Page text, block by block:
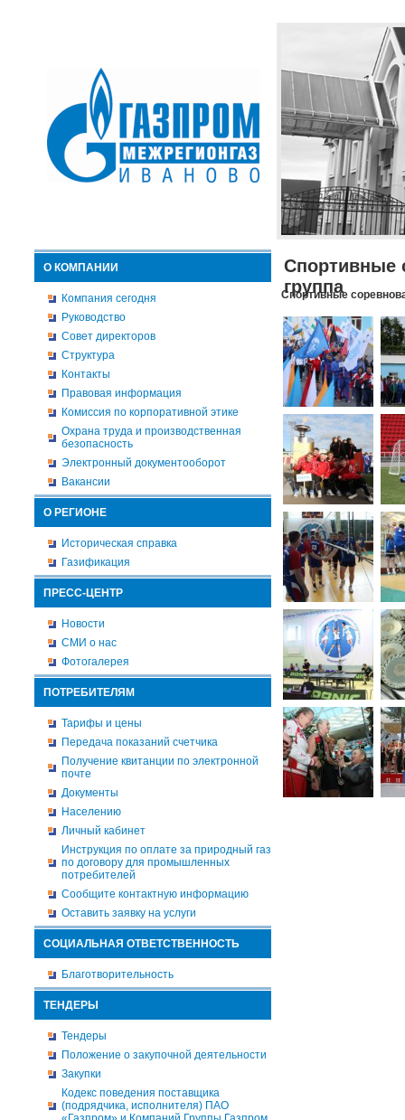
О КОМПАНИИ
Компания сегодня
Руководство
Совет директоров
Структура
Контакты
Правовая информация
Комиссия по корпоративной этике
Охрана труда и производственная
безопасность
Электронный документооборот
Вакансии
О РЕГИОНЕ
Историческая справка
Газификация
ПРЕСС-ЦЕНТР
Новости
СМИ о нас
Фотогалерея
ПОТРЕБИТЕЛЯМ
Тарифы и цены
Передача показаний счетчика
Получение квитанции по электронной
почте
Документы
Населению
Личный кабинет
Инструкция по оплате за природный газ
по договору для промышленных
потребителей
Сообщите контактную информацию
Оставить заявку на услуги
СОЦИАЛЬНАЯ ОТВЕТСТВЕННОСТЬ
Благотворительность
ТЕНДЕРЫ
Тендеры
Положение о закупочной деятельности
Закупки
Кодекс поведения поставщика
(подрядчика, исполнителя) ПАО
Спортивные
группа
Спортивные